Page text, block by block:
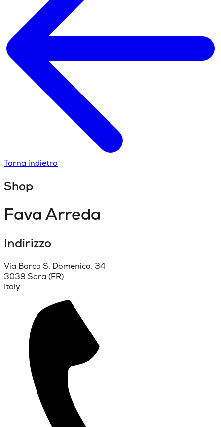
Torna indietro
Shop
Fava Arreda
Indirizzo
Via Barca S. Domenico, 34
3039 Sora (FR)
Italy